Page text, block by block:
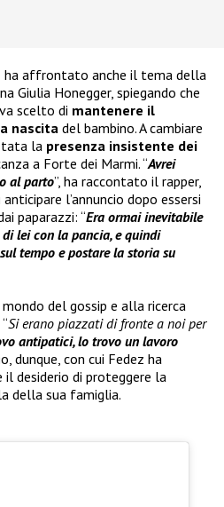
ha affrontato anche il tema della
Giulia Honegger, spiegando che
scelto di mantenere il
nascita del bambino. A cambiare
la presenza insistente dei
a Forte dei Marmi. “Avrei
al parto”, ha raccontato il rapper,
l’annuncio dopo essersi
paparazzi: “Era ormai inevitabile
lei con la pancia, e quindi
tempo e postare la storia su
del gossip e alla ricerca
Si erano piazzati di fronte a noi per
antipatici, lo trovo un lavoro
dunque, con cui Fedez ha
desiderio di proteggere la
della sua famiglia.